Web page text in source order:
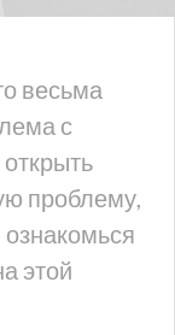
весьма
с
проблему,
этой